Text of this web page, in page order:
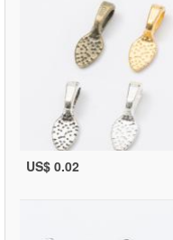
US$ 0.02